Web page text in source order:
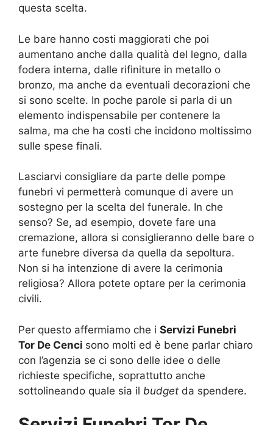
questa scelta.
Le bare hanno costi maggiorati che poi
aumentano anche dalla qualità del legno, dalla
fodera interna, dalle rifiniture in metallo o
bronzo, ma anche da eventuali decorazioni che
si sono scelte. In poche parole si parla di un
elemento indispensabile per contenere la
salma, ma che ha costi che incidono moltissimo
sulle spese finali.
Lasciarvi consigliare da parte delle pompe
funebri vi permetterà comunque di avere un
sostegno per la scelta del funerale. In che
senso? Se, ad esempio, dovete fare una
cremazione, allora si consiglieranno delle bare o
arte funebre diversa da quella da sepoltura.
Non si ha intenzione di avere la cerimonia
religiosa? Allora potete optare per la cerimonia
civili.
Per questo affermiamo che i Servizi Funebri
Tor De Cenci sono molti ed è bene parlar chiaro
con l’agenzia se ci sono delle idee o delle
richieste specifiche, soprattutto anche
sottolineando quale sia il budget da spendere.